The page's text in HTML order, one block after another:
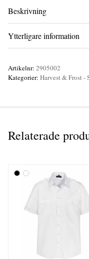
Beskrivning
Ytterligare information
Artikelnr: 2905002
Kategorier: Harvest & Frost -
Relaterade